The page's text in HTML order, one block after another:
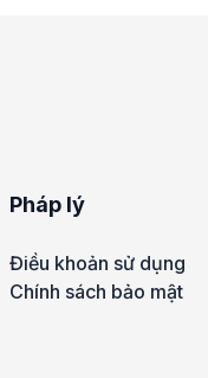
Pháp lý
Điều khoản sử dụng
Chính sách bảo mật